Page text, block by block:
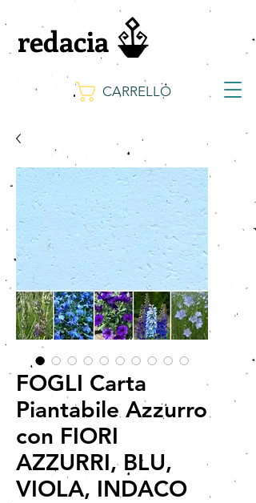
CARRELLO
redacia
FOGLI Carta
Piantabile Azzurro
con FIORI
AZZURRI, BLU,
VIOLA, INDACO